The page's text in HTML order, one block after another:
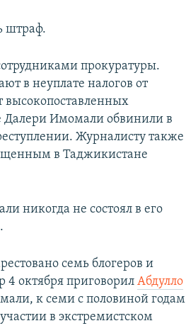
штраф.
прокуратуры.
в неуплате налогов от
высокопоставленных
Имомали обвинили в
Журналисту также
в Таджикистане
никогда не состоял в его
семь блогеров и
4 октября приговорилАбдулло
к семи с половиной годам
в экстремистском